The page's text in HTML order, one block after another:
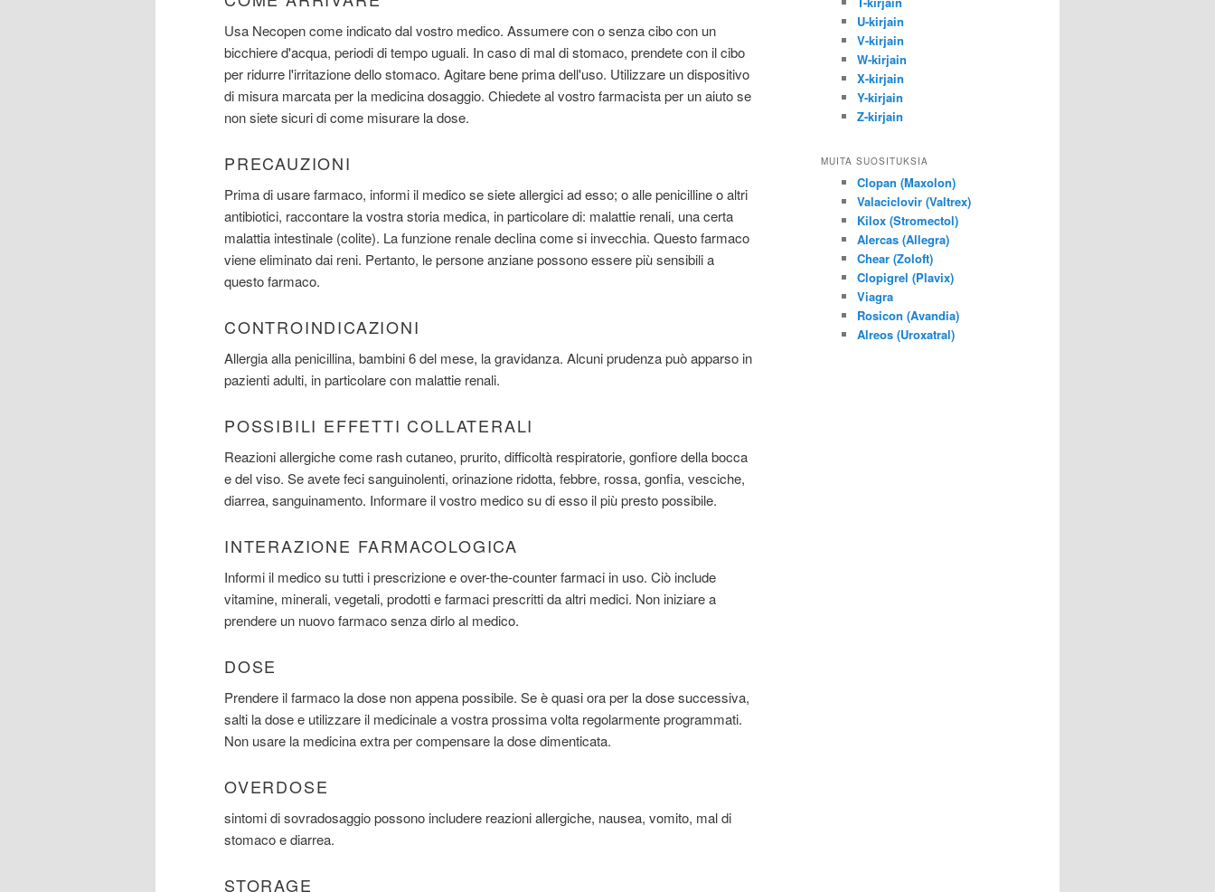
Usa Necopen come indicato dal vostro medico. Assumere con o senza cibo con un
bicchiere d'acqua, periodi di tempo uguali. In caso di mal di stomaco, prendete con il cibo
per ridurre l'irritazione dello stomaco. Agitare bene prima dell'uso. Utilizzare un dispositivo
di misura marcata per la medicina dosaggio. Chiedete al vostro farmacista per un aiuto se
non siete sicuri di come misurare la dose.
PRECAUZIONI
Prima di usare farmaco, informi il medico se siete allergici ad esso; o alle penicilline o altri
antibiotici, raccontare la vostra storia medica, in particolare di: malattie renali, una certa
malattia intestinale (colite). La funzione renale declina come si invecchia. Questo farmaco
viene eliminato dai reni. Pertanto, le persone anziane possono essere più sensibili a
questo farmaco.
CONTROINDICAZIONI
Allergia alla penicillina, bambini 6 del mese, la gravidanza. Alcuni prudenza può apparso in
pazienti adulti, in particolare con malattie renali.
POSSIBILI EFFETTI COLLATERALI
Reazioni allergiche come rash cutaneo, prurito, difficoltà respiratorie, gonfiore della bocca
e del viso. Se avete feci sanguinolenti, orinazione ridotta, febbre, rossa, gonfia, vesciche,
diarrea, sanguinamento. Informare il vostro medico su di esso il più presto possibile.
INTERAZIONE FARMACOLOGICA
Informi il medico su tutti i prescrizione e over-the-counter farmaci in uso. Ciò include
vitamine, minerali, vegetali, prodotti e farmaci prescritti da altri medici. Non iniziare a
prendere un nuovo farmaco senza dirlo al medico.
DOSE
Prendere il farmaco la dose non appena possibile. Se è quasi ora per la dose successiva,
salti la dose e utilizzare il medicinale a vostra prossima volta regolarmente programmati.
Non usare la medicina extra per compensare la dose dimenticata.
OVERDOSE
sintomi di sovradosaggio possono includere reazioni allergiche, nausea, vomito, mal di
stomaco e diarrea.
STORAGE
U-kirjain
V-kirjain
W-kirjain
X-kirjain
Y-kirjain
Z-kirjain
MUITA SUOSITUKSIA
Clopan (Maxolon)
Valaciclovir (Valtrex)
Kilox (Stromectol)
Alercas (Allegra)
Chear (Zoloft)
Clopigrel (Plavix)
Viagra
Rosicon (Avandia)
Alreos (Uroxatral)